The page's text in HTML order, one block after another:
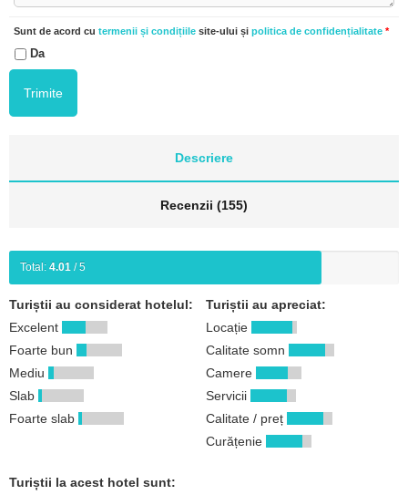
Sunt de acord cu termenii și condițiile site-ului și politica de confidențialitate *
Da
Descriere
Recenzii (155)
Total: 4.01/ 5
Turiștii au considerat hotelul:
Excelent
Foarte bun
Mediu
Slab
Foarte slab
Turiștii au apreciat:
Locație
Calitate somn
Camere
Servicii
Calitate / preț
Curățenie
Turiștii la acest hotel sunt: